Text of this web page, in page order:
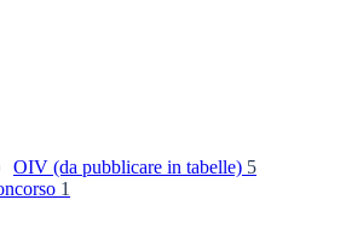
OIV (da pubblicare in tabelle) 5
1